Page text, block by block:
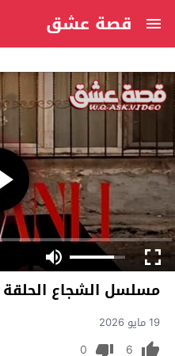
قصة عشق
مسلسل الشجاع الحلقة 7 مترجم – الاخيرة
19 مايو 2026
6
0